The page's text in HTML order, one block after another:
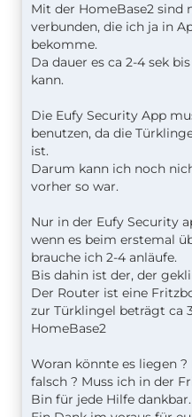
Mit der HomeBase2 sind
verbunden, die ich ja in
bekomme.
Da dauer es ca 2-4 sek
kann.
Die Eufy Security App
benutzen, da die
ist.
Darum kann ich noch
vorher so war.
Nur in der Eufy Security
wenn es beim erstemal
brauche ich 2-4 anläufe.
Bis dahin ist der, der
Der Router ist eine
zur Türklingel beträgt ca
HomeBase2
Woran könnte es liegen
falsch ? Muss ich in der
Bin für jede Hilfe dankbar.